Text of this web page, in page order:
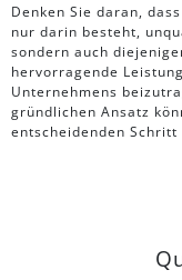
Denken Sie daran,
nur darin besteht,
sondern auch
hervorragende
Unternehmens
gründlichen Ansatz
entscheidenden